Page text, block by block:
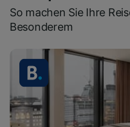
So machen Sie Ihre
Besonderem